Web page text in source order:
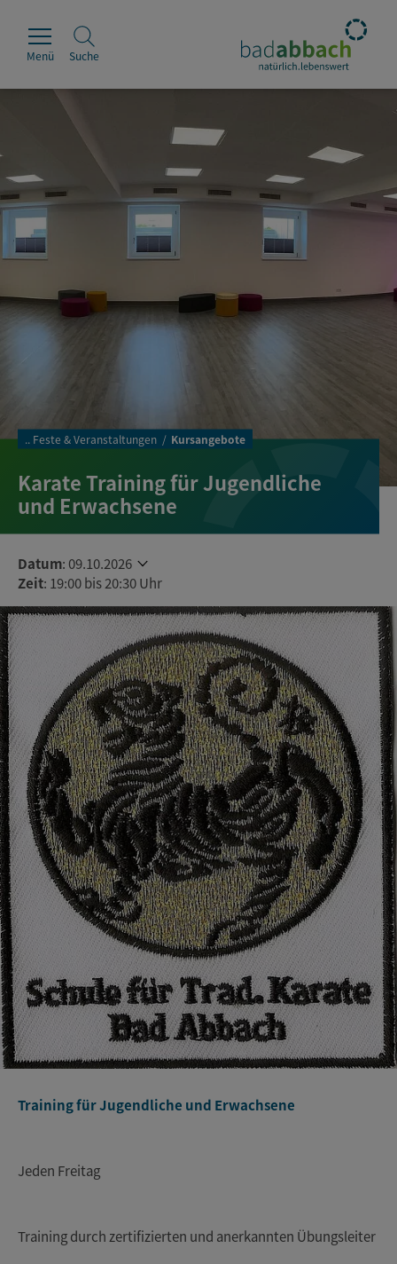
Rathaus
Erleben
Leben & Wohnen
Wirtschaft & Handel
Menü Suche
.. Feste & Veranstaltungen Kursangebote
Karate Training für Jugendliche
und Erwachsene
Datum: 09.10.2026
Zeit: 19:00 bis 20:30 Uhr
Training für Jugendliche und Erwachsene
Jeden Freitag
Training durch zertifizierten und anerkannten Übungsleiter